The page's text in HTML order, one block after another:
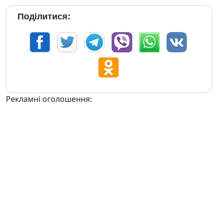
Поділитися:
Рекламні оголошення: